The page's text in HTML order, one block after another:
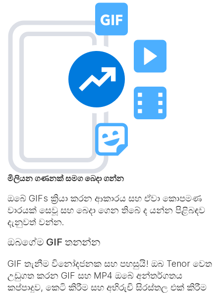
මිලියන ගණනක් සමග බෙදා ගන්න
ඔබේ GIFs ක්‍රියා කරන ආකාරය සහ ඒවා කොපමණ
වාරයක් සෙවූ සහ බෙදා ගෙන තිබේ ද යන්න පිළිබඳව
දැනුවත් වන්න.
ඔබගේම GIF තනන්න
GIF තැනීම විනෝදජනක සහ පහසුයි! ඔබ Tenor වෙත
උඩුගත කරන GIF සහ MP4 ඔබේ අන්තර්ගතය
කප්පාදුව, කෙටි කිරීම සහ අභිරුචි සිරස්තල එක් කිරීම